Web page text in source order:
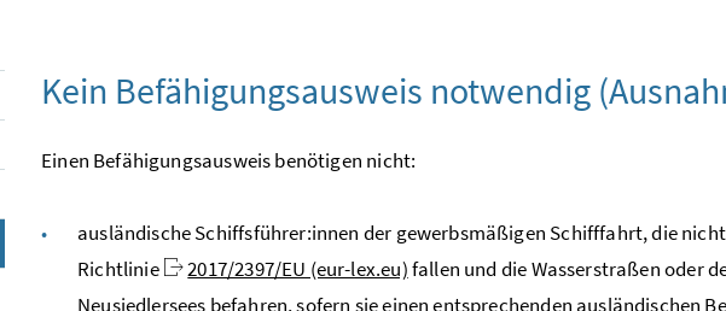
Kein Befähigungsausweis notwendig
Einen Befähigungsausweis benötigen nicht:
ausländische Schiffsführer:innen der gewerbsmäßigen Schifffahrt, die
Richtlinie
2017/2397/EU (eur-lex.eu)fallen und die Wasserstraßen oder
Neusiedlersees befahren, sofern sie einen entsprechenden ausländischen